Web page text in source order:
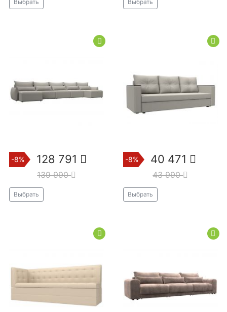
Выбрать Выбрать
-8% 128 791
139 990
Выбрать
-8% 40 471
43 990
Выбрать